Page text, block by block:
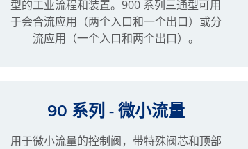
型的工业流程和装置。900 系列三通型可用
于会合流应用（两个入口和一个出口）或分
流应用（一个入口和两个出口）。
90 系列 - 微小流量
用于微小流量的控制阀，带特殊阀芯和顶部